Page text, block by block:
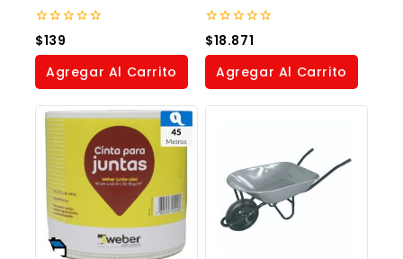
0
out
of
$139
Agregar Al Carrito
0
out
of
$18.871
Agregar Al Carrito